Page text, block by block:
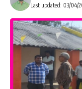
Last updated: 03/04/